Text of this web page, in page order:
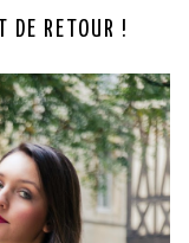
DE RETOUR !